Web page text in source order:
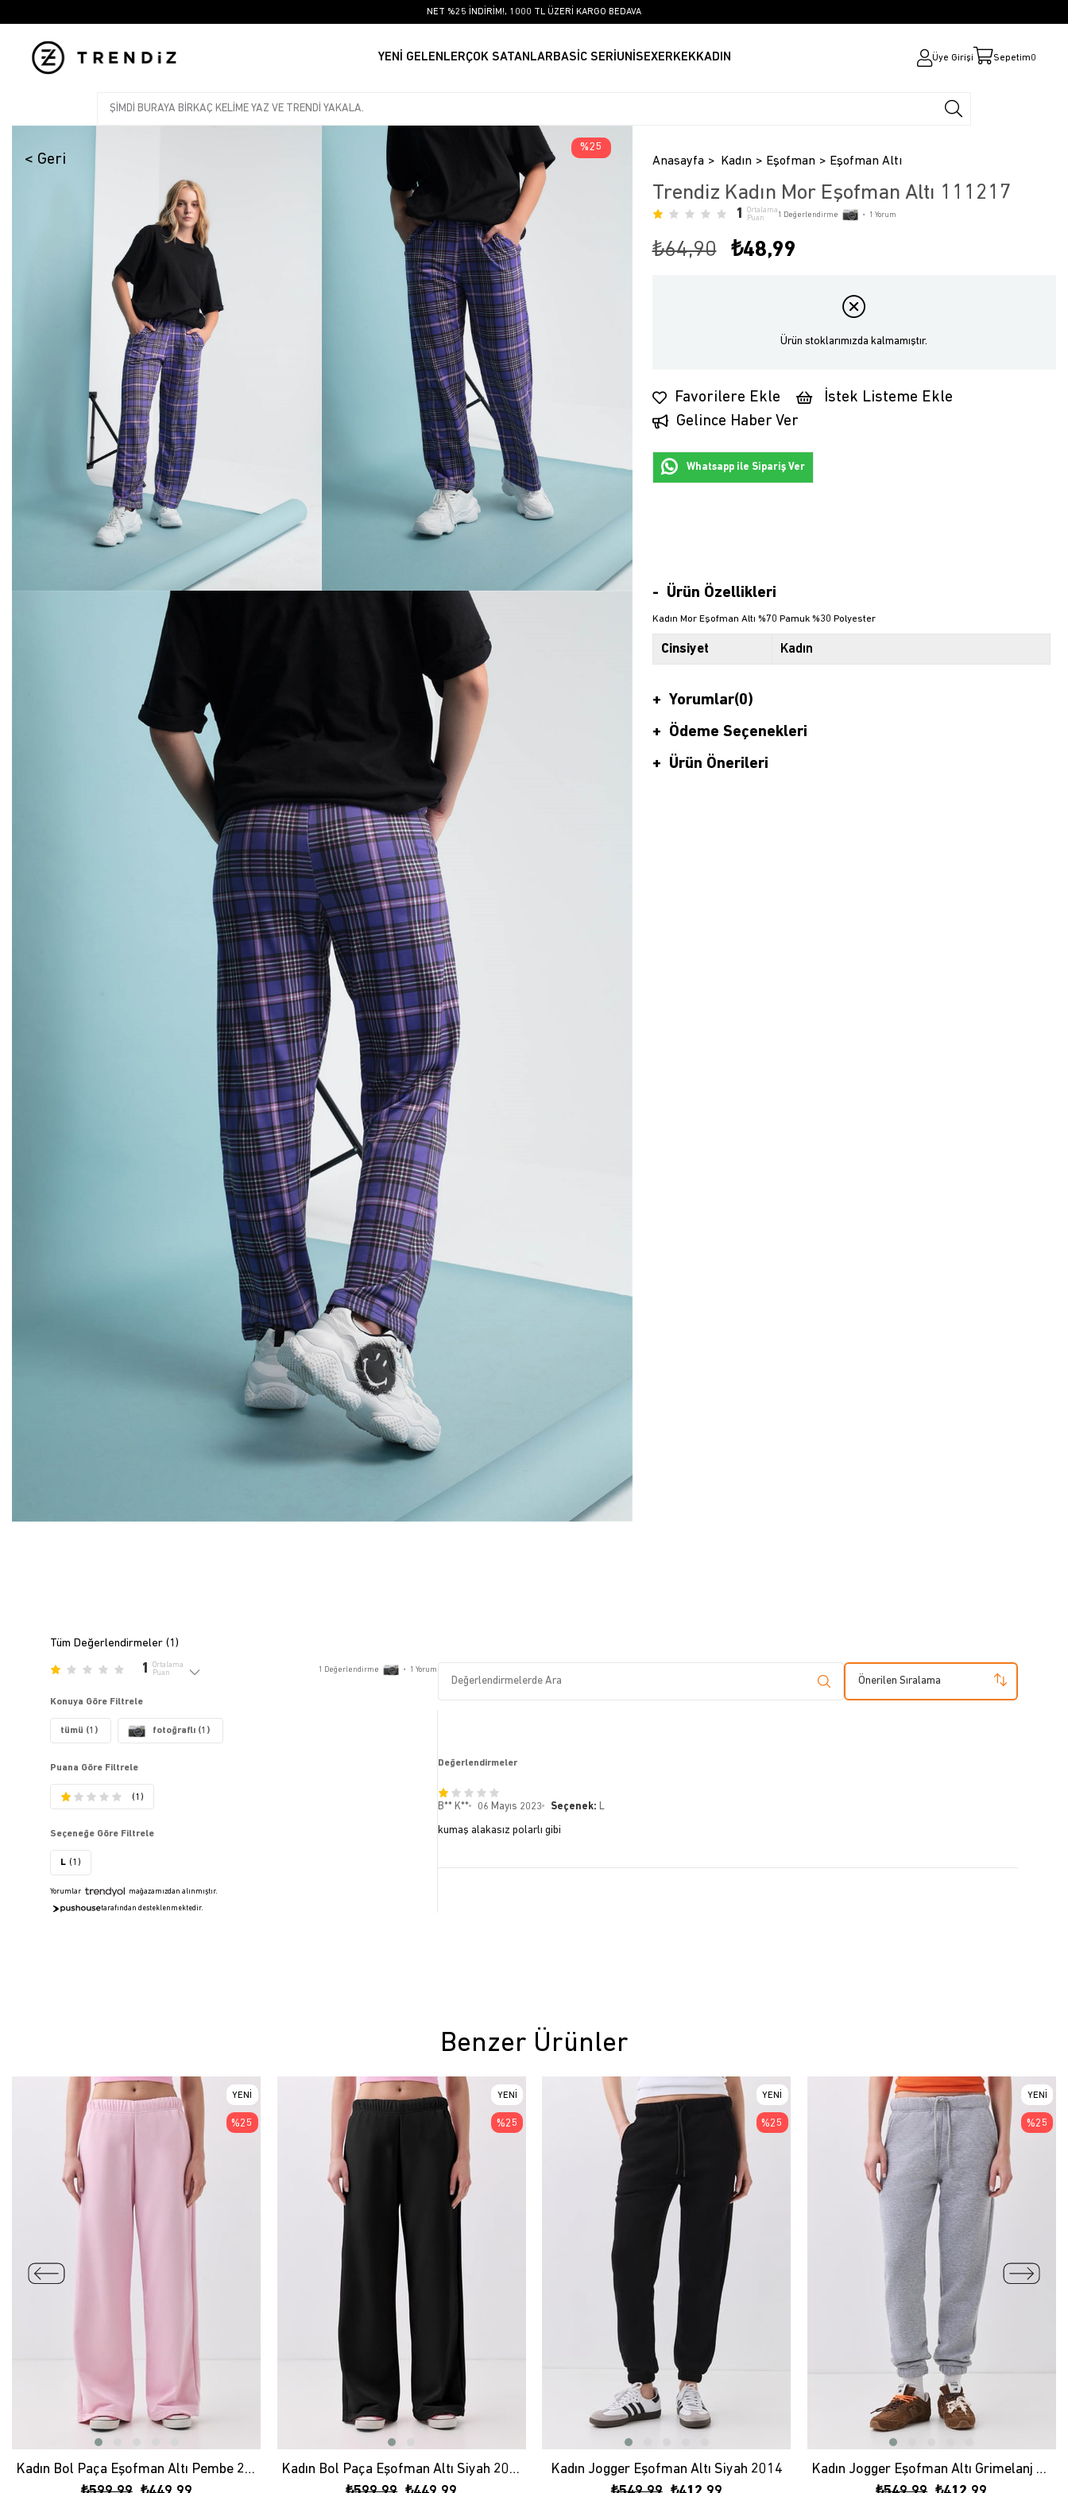
NET %25 İNDİRİM!, 1000 TL ÜZERİ KARGO BEDAVA
YENİ GELENLERÇOK SATANLARBASİC SERİ UNİSEXERKEKKADIN Üye Girişi Sepetim0
25
Anasayfa Kadın Eşofman Eşofman Altı
Trendiz Kadın Mor Eşofman Altı 111217
1
Ortalama
Puan
1 Değerlendirme • 1 Yorum
₺64,90 ₺48,99
Ürün stoklarımızda kalmamıştır.
Favorilere Ekle
İstek Listeme Ekle
Gelince Haber Ver
Whatsapp ile Sipariş Ver
Ürün Özellikleri
Kadın Mor Eşofman Altı %70 Pamuk %30 Polyester
Cinsiyet Kadın
Yorumlar(0)
Ödeme Seçenekleri
Ürün Önerileri
Tüm Değerlendirmeler (1)
1
Ortalama
Puan
1 Değerlendirme • 1 Yorum
Konuya Göre Filtrele
tümü (1) fotoğraflı (1)
Puana Göre Filtrele
(1)
Seçeneğe Göre Filtrele
L (1)
Yorumlar mağazamızdan alınmıştır.
tarafından desteklenmektedir.
Önerilen Sıralama
Değerlendirmeler
B** K** 06 Mayıs 2023 Seçenek: L
kumaş alakasız polarlı gibi
Benzer Ürünler
Kadın Bol Paça Eşofman Altı Pembe 2013
YENI
ÜRÜN
%25
Kadın Bol Paça Eşofman Altı Siyah 2013
YENI
ÜRÜN
%25
Kadın Jogger Eşofman Altı Siyah 2014
YENI
ÜRÜN
%25
Kadın Jogger Eşofman Altı Grimelanj 2014
YENI
ÜRÜN
%25